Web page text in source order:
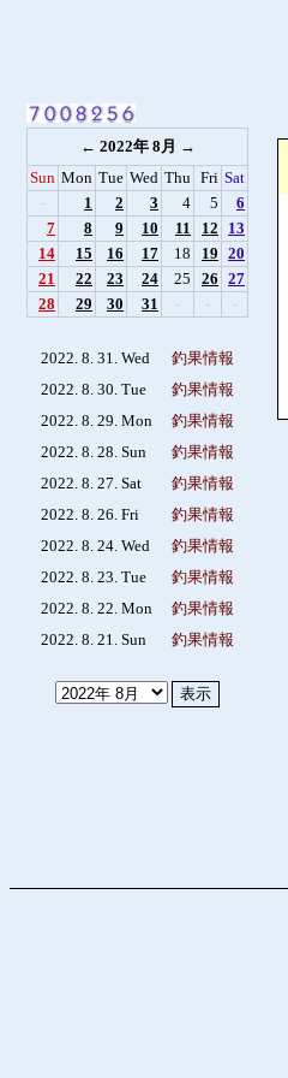
← 2022年 8月 →
Sun Mon Tue Wed Thu Fri Sat
-
1 2 3 4 5
6
7
8 9 10 11 12
13
14
15 16 17 18 19 20
21
22 23 24 25 26 27
28
29 30 31 - - -
2022. 8. 31. Wed
釣果情報
2022. 8. 30. Tue
釣果情報
2022. 8. 29. Mon
釣果情報
2022. 8. 28. Sun
釣果情報
2022. 8. 27. Sat
釣果情報
2022. 8. 26. Fri
釣果情報
2022. 8. 24. Wed
釣果情報
2022. 8. 23. Tue
釣果情報
2022. 8. 22. Mon
釣果情報
2022. 8. 21. Sun
釣果情報